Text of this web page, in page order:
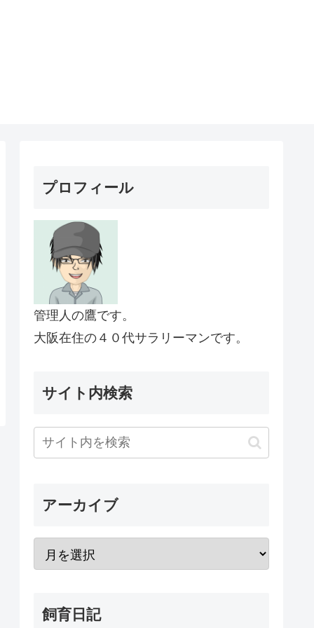
プロフィール
管理人の鷹です。
大阪在住の４０代サラリーマンです。
サイト内検索
アーカイブ
飼育日記